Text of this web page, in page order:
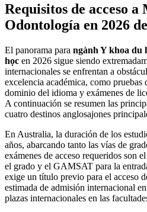
Requisitos de acceso
Odontología en 2026
El panorama para ngành Y khoa du
học en 2026 sigue siendo
internacionales se enfrentan a
excelencia académica, como
dominio del idioma y exámenes de
A continuación se resumen las
cuatro destinos anglosajones
En Australia, la duración de los
años, abarcando tanto las vías de
exámenes de acceso requeridos son
el grado y el GAMSAT para la
exige un título previo para el acceso
estimada de admisión internacional
plazas internacionales en las